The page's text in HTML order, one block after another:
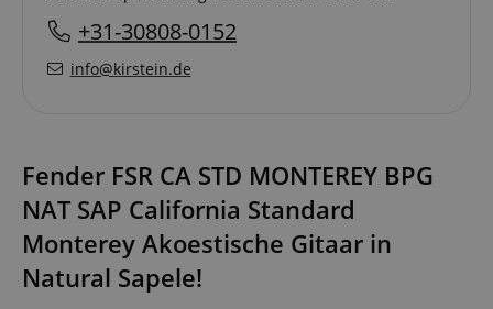
+31-30808-0152
info@kirstein.de
Fender FSR CA STD MONTEREY BPG
NAT SAP California Standard
Monterey Akoestische Gitaar in
Natural Sapele!